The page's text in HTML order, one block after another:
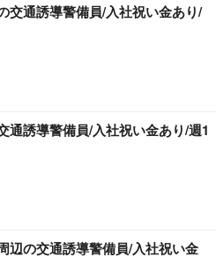
交通誘導警備員/入社祝い金あり/
通誘導警備員/入社祝い金あり/週1
辺の交通誘導警備員/入社祝い金